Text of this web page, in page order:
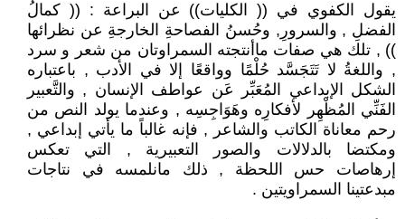
يقول الكفوي في (( الكليات)) عن البراعة : (( كمالُ
الفضلِ , والسرورِ, وحُسنُ الفصاحةِ الخارجةِ عن نظرائها
)) , تلك هي صفات ماأنتجته السمراوتان من شعر و سرد
, واللغةُ لا تَتَجَسَّد حُلْمًا وواقعًا إلا في الأدب , باعتباره
الشكل الإبداعي المُعَبِّر عَن عواطف الإنسان , والتَّعبير
الفَنِّي المُظْهِر لأفكارِه وهَوَاجِسِه , وعندما يولد النص من
رحم معاناة الكاتب والشاعر , فإنه غالباً ما يأتي إبداعي ,
ومكتضا بالدلالات والصور التعبيرية , التي تعكس
إرهاصات حس اللحظة , ذلك مانلمسه في نتاجات
مبدعتينا السمراويتين .